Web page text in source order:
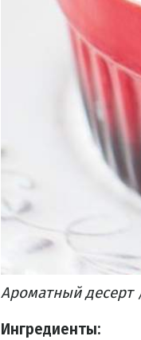
Ароматный десерт/
Ингредиенты: